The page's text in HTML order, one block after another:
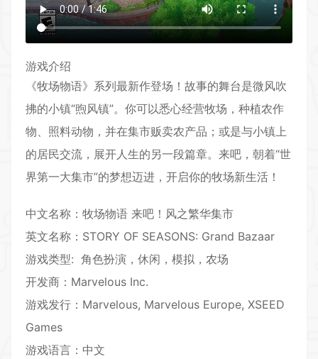
游戏介绍
《牧场物语》系列最新作登场！故事的舞台是微风吹
拂的小镇“煦风镇”。你可以悉心经营牧场，种植农作
物、照料动物，并在集市贩卖农产品；或是与小镇上
的居民交流，展开人生的另一段篇章。来吧，朝着“世
界第一大集市”的梦想迈进，开启你的牧场新生活！
中文名称：牧场物语 来吧！风之繁华集市
英文名称：STORY OF SEASONS: Grand Bazaar
游戏类型: 角色扮演 ， 休闲 ， 模拟 ，农场
开发商：Marvelous Inc.
游戏发行：Marvelous, Marvelous Europe, XSEED
Games
游戏语言：中文